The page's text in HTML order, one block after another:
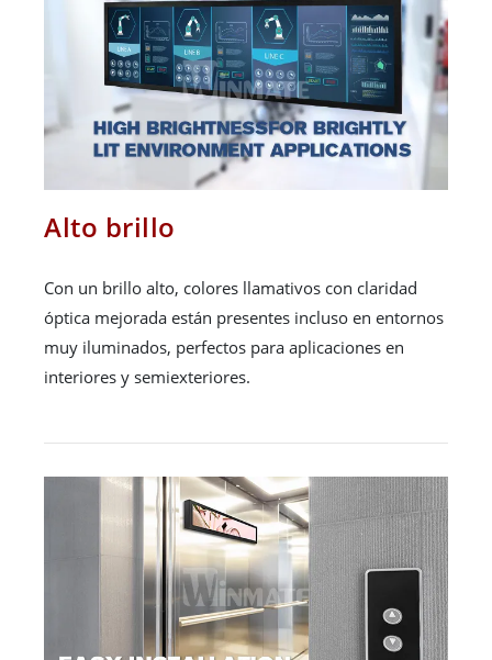
Alto brillo
Con un brillo alto, colores llamativos con claridad
óptica mejorada están presentes incluso en entornos
muy iluminados, perfectos para aplicaciones en
interiores y semiexteriores.